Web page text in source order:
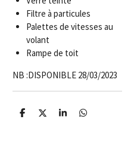
Filtre à particules
Palettes de vitesses au
volant
Rampe de toit
NB :DISPONIBLE 28/03/2023
P
P
P
P